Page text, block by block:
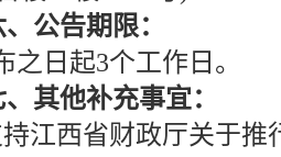
、公告期限：
之日起3个工作日。
、其他补充事宜：
江西省财政厅关于